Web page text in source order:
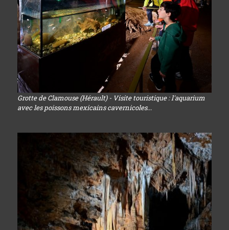
Grotte de Clamouse (Hérault) - Visite touristique : l'aquarium
avec les poissons mexicains cavernicoles...